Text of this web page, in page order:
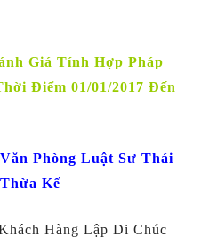
Giá Tính Hợp Pháp
Điểm 01/01/2017 Đến
Phòng Luật Sư Thái
Kế
Hàng Lập Di Chúc